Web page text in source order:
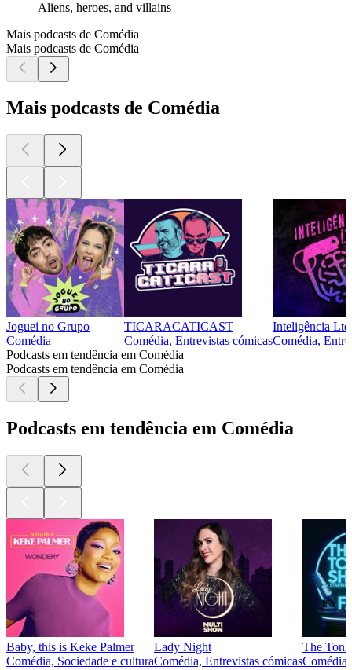
Aliens, heroes, and villains
Mais podcasts de Comédia
Mais podcasts de Comédia
Mais podcasts de Comédia
Joguei no Grupo
Comédia
TICARACATICAST
Comédia, Entrevistas cómicas
Inteligência
Comédia,
Podcasts em tendência em Comédia
Podcasts em tendência em Comédia
Podcasts em tendência em Comédia
Baby, this is Keke Palmer
Comédia, Sociedade e cultura
Lady Night
Comédia, Entrevistas cómicas
The